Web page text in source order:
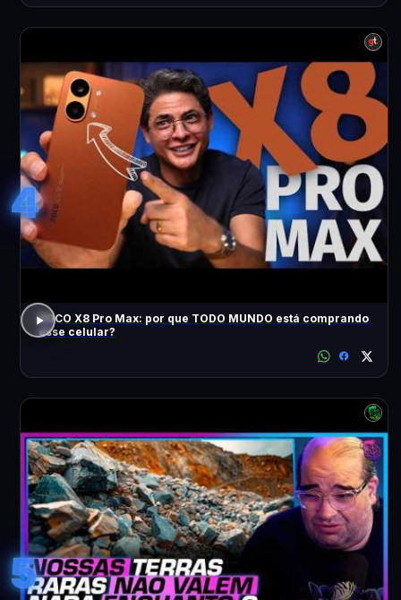
4
POCO X8 Pro Max: por que TODO MUNDO está comprando
esse celular?
5